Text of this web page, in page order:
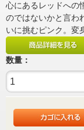
心にあるレッドへの
のではないかと言わ
いに挑むピンク。変
数量：